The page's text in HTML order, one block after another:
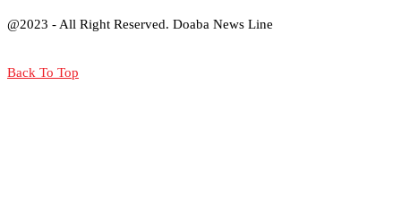
@2023 - All Right Reserved. Doaba News Line
Back To Top